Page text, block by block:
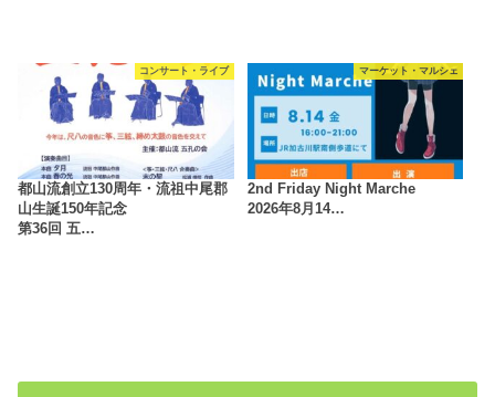
コンサート・ライブ
都山流創立130周年・流祖中尾郡
山生誕150年記念
第36回 五…
マーケット・マルシェ
2nd Friday Night Marche
2026年8月14…